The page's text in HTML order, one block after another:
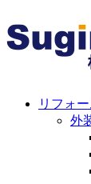
リフォ
外